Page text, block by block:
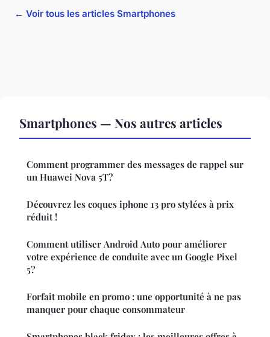
← Voir tous les articles Smartphones
Smartphones — Nos autres articles
Comment programmer des messages de rappel sur
un Huawei Nova 5T?
Découvrez les coques iphone 13 pro stylées à prix
réduit !
Comment utiliser Android Auto pour améliorer
votre expérience de conduite avec un Google Pixel
5?
Forfait mobile en promo : une opportunité à ne pas
manquer pour chaque consommateur